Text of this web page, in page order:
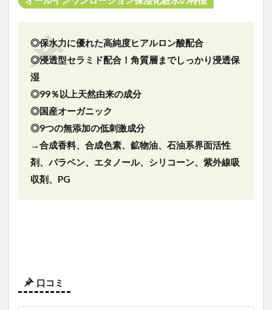
◎保水力に優れた高純度ヒアルロン酸配合
◎浸透型セラミド配合！角質層までしっかり浸透保
湿
◎99％以上天然由来の成分
◎国産オーガニック
◎9つの無添加の低刺激成分
→合成香料、合成色素、鉱物油、石油系界面活性
剤、パラベン、エタノール、シリコーン、紫外線吸
収剤、PG
口コミ